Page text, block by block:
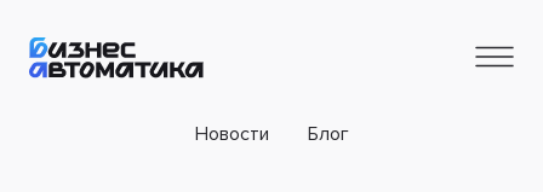
Новости Блог